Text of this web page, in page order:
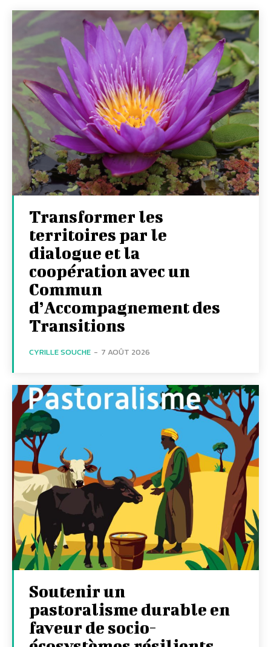
Transformer les
territoires par le
dialogue et la
coopération avec un
Commun
d’Accompagnement des
Transitions
CYRILLE SOUCHE - 7 AOÛT 2026
Soutenir un
pastoralisme durable en
faveur de socio-